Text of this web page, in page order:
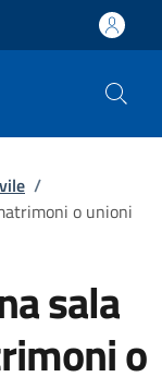
/
o unioni
sala
o